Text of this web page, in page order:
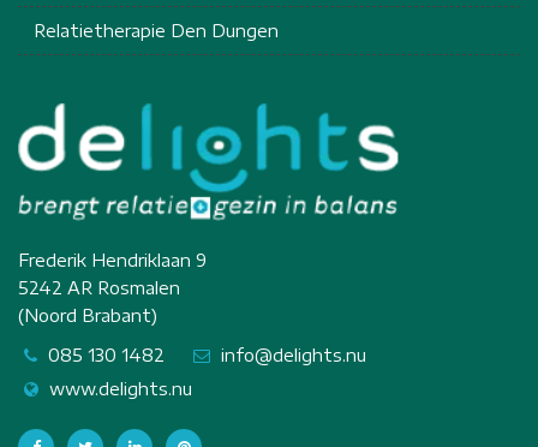
Relatietherapie Den Dungen
Frederik Hendriklaan 9
5242 AR Rosmalen
(Noord Brabant)
085 130 1482
info@delights.nu
www.delights.nu